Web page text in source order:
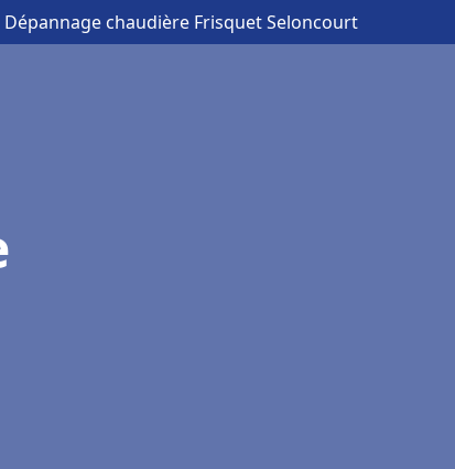
chaudière Frisquet Seloncourt